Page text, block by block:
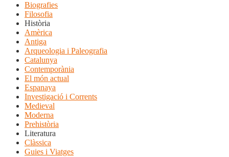
Biografies
Filosofia
Història
Amèrica
Antiga
Arqueologia i Paleografia
Catalunya
Contemporània
El món actual
Espanaya
Investigació i Corrents
Medieval
Moderna
Prehistòria
Literatura
Clàssica
Guies i Viatges